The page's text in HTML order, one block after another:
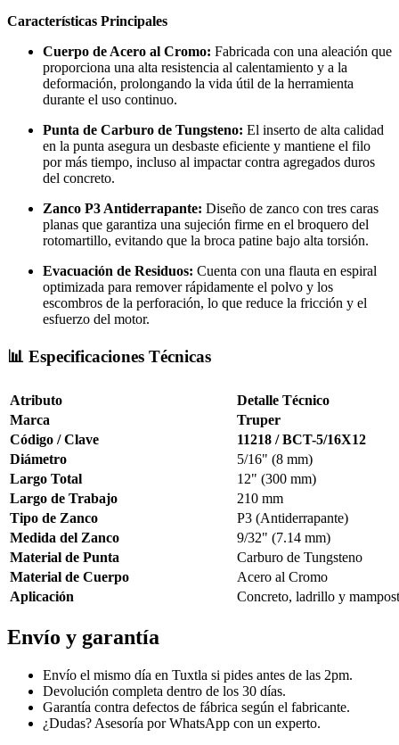
Características Principales
Cuerpo de Acero al Cromo: Fabricada con una aleación que
proporciona una alta resistencia al calentamiento y a la
deformación, prolongando la vida útil de la herramienta
durante el uso continuo.
Punta de Carburo de Tungsteno: El inserto de alta calidad
en la punta asegura un desbaste eficiente y mantiene el filo
por más tiempo, incluso al impactar contra agregados duros
del concreto.
Zanco P3 Antiderrapante: Diseño de zanco con tres caras
planas que garantiza una sujeción firme en el broquero del
rotomartillo, evitando que la broca patine bajo alta torsión.
Evacuación de Residuos: Cuenta con una flauta en espiral
optimizada para remover rápidamente el polvo y los
escombros de la perforación, lo que reduce la fricción y el
esfuerzo del motor.
📊 Especificaciones Técnicas
Atributo
Detalle Técnico
Marca
Truper
Código / Clave
11218 / BCT-5/16X12
Diámetro
5/16" (8 mm)
Largo Total
12" (300 mm)
Largo de Trabajo
210 mm
Tipo de Zanco
P3 (Antiderrapante)
Medida del Zanco
9/32" (7.14 mm)
Material de Punta
Carburo de Tungsteno
Material de Cuerpo
Acero al Cromo
Aplicación
Concreto, ladrillo y
Envío y garantía
Envío el mismo día en Tuxtla si pides antes de las 2pm.
Devolución completa dentro de los 30 días.
Garantía contra defectos de fábrica según el fabricante.
¿Dudas? Asesoría por WhatsApp con un experto.